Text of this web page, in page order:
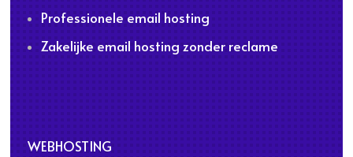
Professionele email hosting
Zakelijke email hosting zonder reclame
WEBHOSTING